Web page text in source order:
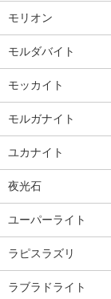
モリオン
モルダバイト
モッカイト
モルガナイト
ユカナイト
夜光石
ユーパーライト
ラピスラズリ
ラブラドライト